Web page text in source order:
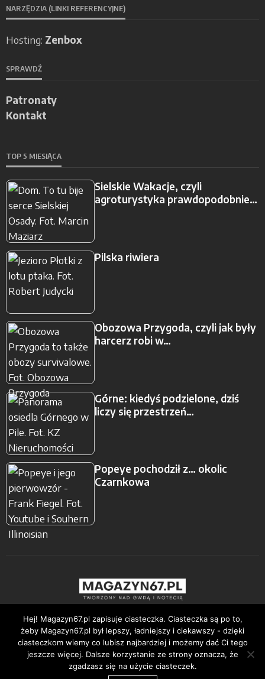
NARZĘDZIA (LINKI REFERENCYJNE)
Hosting: Zenbox
SPRAWDŹ
Patronaty
Kontakt
TOP 5 MIESIĄCA
Sielskie Wakacje, czyli
agroturystyka prawdopodobnie…
Pilska riwiera
Obozowa Przygoda, czyli jak były
harcerz robi w…
Górne: kiedyś podzielone, dziś
liczy się przestrzeń…
Popeye pochodził z… okolic
Czarnkowa
Strona Główna Podkasty Nieruchomości
Treści Sponsorowane
Hej! Magazyn67.pl zapisuje ciasteczka. Ciasteczka są po to,
żeby Magazyn67.pl był lepszy, ładniejszy i ciekawszy - dzięki
ciasteczkom wiemy co lubisz najbardziej i możemy dać Ci tego
jeszcze więcej. Dalsze korzystanie ze strony oznacza, że
zgadzasz się na użycie ciasteczek.